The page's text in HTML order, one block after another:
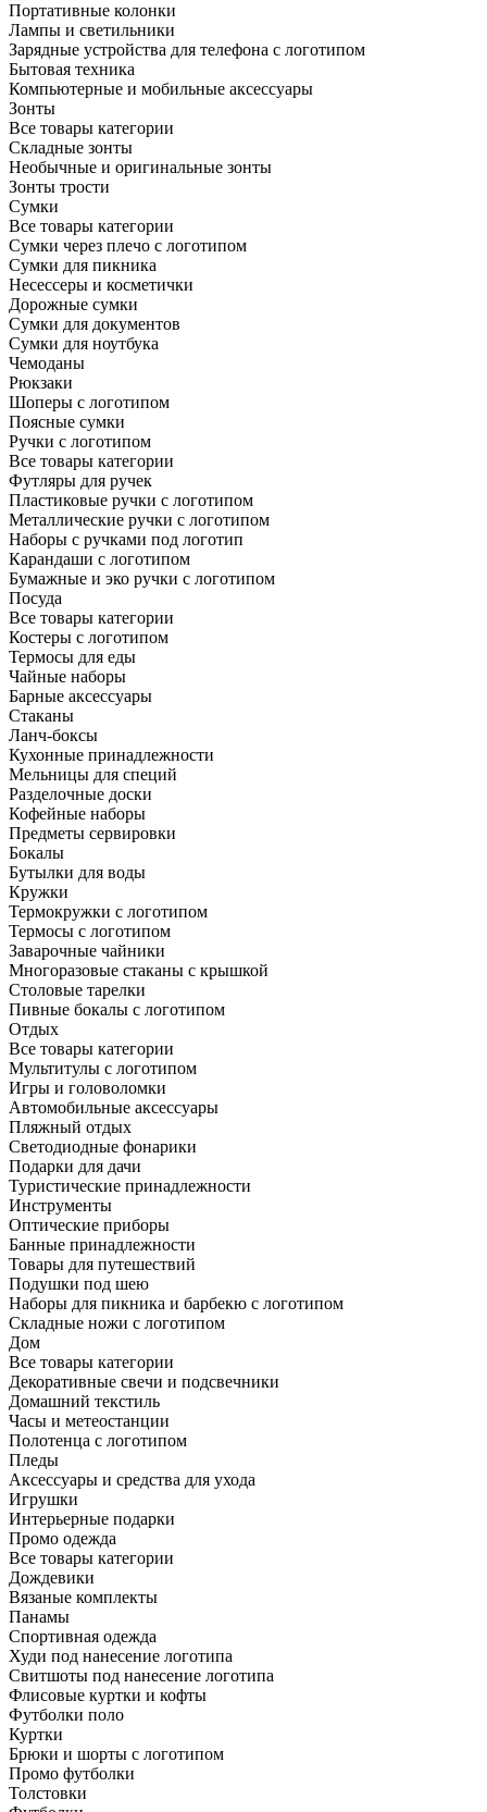
Портативные колонки
Лампы и светильники
Зарядные устройства для телефона с логотипом
Бытовая техника
Компьютерные и мобильные аксессуары
Зонты
Все товары категории
Складные зонты
Необычные и оригинальные зонты
Зонты трости
Сумки
Все товары категории
Сумки через плечо с логотипом
Сумки для пикника
Несессеры и косметички
Дорожные сумки
Сумки для документов
Сумки для ноутбука
Чемоданы
Рюкзаки
Шоперы с логотипом
Поясные сумки
Ручки с логотипом
Все товары категории
Футляры для ручек
Пластиковые ручки с логотипом
Металлические ручки с логотипом
Наборы с ручками под логотип
Карандаши с логотипом
Бумажные и эко ручки с логотипом
Посуда
Все товары категории
Костеры с логотипом
Термосы для еды
Чайные наборы
Барные аксессуары
Стаканы
Ланч-боксы
Кухонные принадлежности
Мельницы для специй
Разделочные доски
Кофейные наборы
Предметы сервировки
Бокалы
Бутылки для воды
Кружки
Термокружки с логотипом
Термосы с логотипом
Заварочные чайники
Многоразовые стаканы с крышкой
Столовые тарелки
Пивные бокалы с логотипом
Отдых
Все товары категории
Мультитулы с логотипом
Игры и головоломки
Автомобильные аксессуары
Пляжный отдых
Светодиодные фонарики
Подарки для дачи
Туристические принадлежности
Инструменты
Оптические приборы
Банные принадлежности
Товары для путешествий
Подушки под шею
Наборы для пикника и барбекю с логотипом
Складные ножи с логотипом
Дом
Все товары категории
Декоративные свечи и подсвечники
Домашний текстиль
Часы и метеостанции
Полотенца с логотипом
Пледы
Аксессуары и средства для ухода
Игрушки
Интерьерные подарки
Промо одежда
Все товары категории
Дождевики
Вязаные комплекты
Панамы
Спортивная одежда
Худи под нанесение логотипа
Свитшоты под нанесение логотипа
Флисовые куртки и кофты
Футболки поло
Куртки
Брюки и шорты с логотипом
Промо футболки
Толстовки